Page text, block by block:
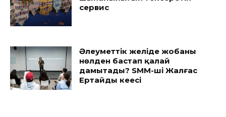
сервис
Әлеуметтік желіде жобаны
нөлден бастап қалай
дамытады? SMM-ші Жалғас
Ертайдың кеңесі